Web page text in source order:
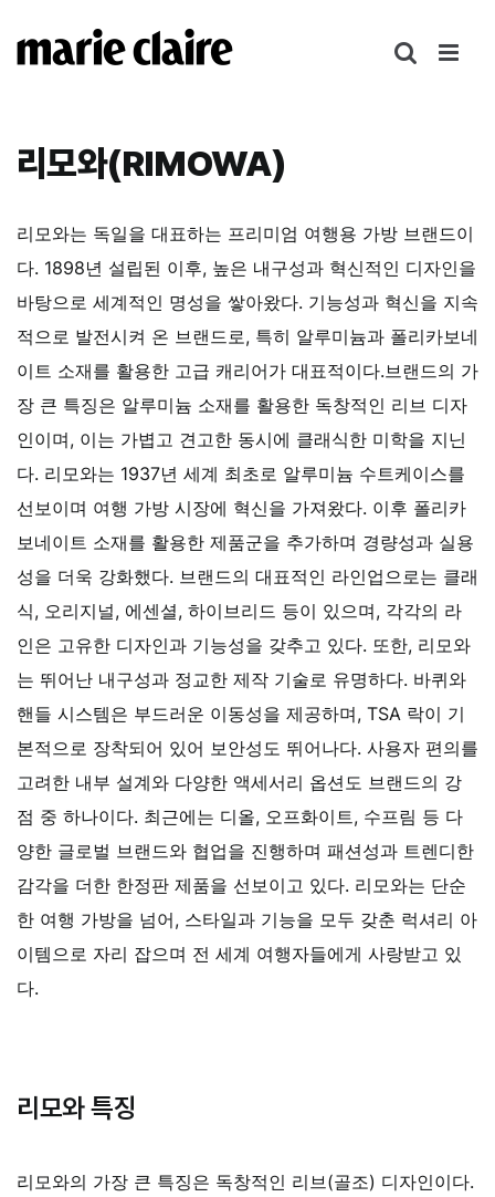
텐
리모와(RIMOWA)
리모와는 독일을 대표하는 프리미엄 여행용 가방 브랜드이
다. 1898년 설립된 이후, 높은 내구성과 혁신적인 디자인을
바탕으로 세계적인 명성을 쌓아왔다. 기능성과 혁신을 지속
적으로 발전시켜 온 브랜드로, 특히 알루미늄과 폴리카보네
이트 소재를 활용한 고급 캐리어가 대표적이다.브랜드의 가
장 큰 특징은 알루미늄 소재를 활용한 독창적인 리브 디자
인이며, 이는 가볍고 견고한 동시에 클래식한 미학을 지닌
다. 리모와는 1937년 세계 최초로 알루미늄 수트케이스를
선보이며 여행 가방 시장에 혁신을 가져왔다. 이후 폴리카
보네이트 소재를 활용한 제품군을 추가하며 경량성과 실용
성을 더욱 강화했다. 브랜드의 대표적인 라인업으로는 클래
식, 오리지널, 에센셜, 하이브리드 등이 있으며, 각각의 라
인은 고유한 디자인과 기능성을 갖추고 있다. 또한, 리모와
는 뛰어난 내구성과 정교한 제작 기술로 유명하다. 바퀴와
핸들 시스템은 부드러운 이동성을 제공하며, TSA 락이 기
본적으로 장착되어 있어 보안성도 뛰어나다. 사용자 편의를
고려한 내부 설계와 다양한 액세서리 옵션도 브랜드의 강
점 중 하나이다. 최근에는 디올, 오프화이트, 수프림 등 다
양한 글로벌 브랜드와 협업을 진행하며 패션성과 트렌디한
감각을 더한 한정판 제품을 선보이고 있다. 리모와는 단순
한 여행 가방을 넘어, 스타일과 기능을 모두 갖춘 럭셔리 아
이템으로 자리 잡으며 전 세계 여행자들에게 사랑받고 있
다.
리모와 특징
리모와의 가장 큰 특징은 독창적인 리브(골조) 디자인이다.